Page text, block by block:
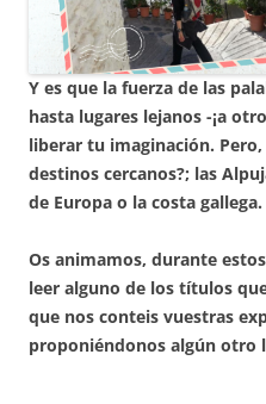
Y es que la fuerza de las
hasta lugares lejanos -¡a
liberar tu imaginación.
destinos cercanos?; las
de Europa o la costa gallega.
Os animamos, durante
leer alguno de los títulos
que nos conteis vuestras
proponiéndonos algún otro